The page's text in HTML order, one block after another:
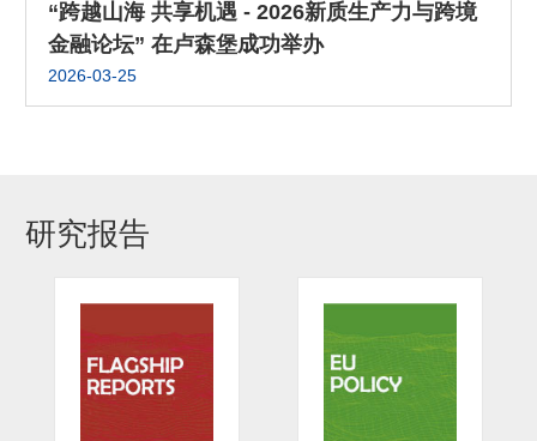
“跨越山海 共享机遇 - 2026新质生产力与跨境
金融论坛” 在卢森堡成功举办
2026-03-25
研究报告